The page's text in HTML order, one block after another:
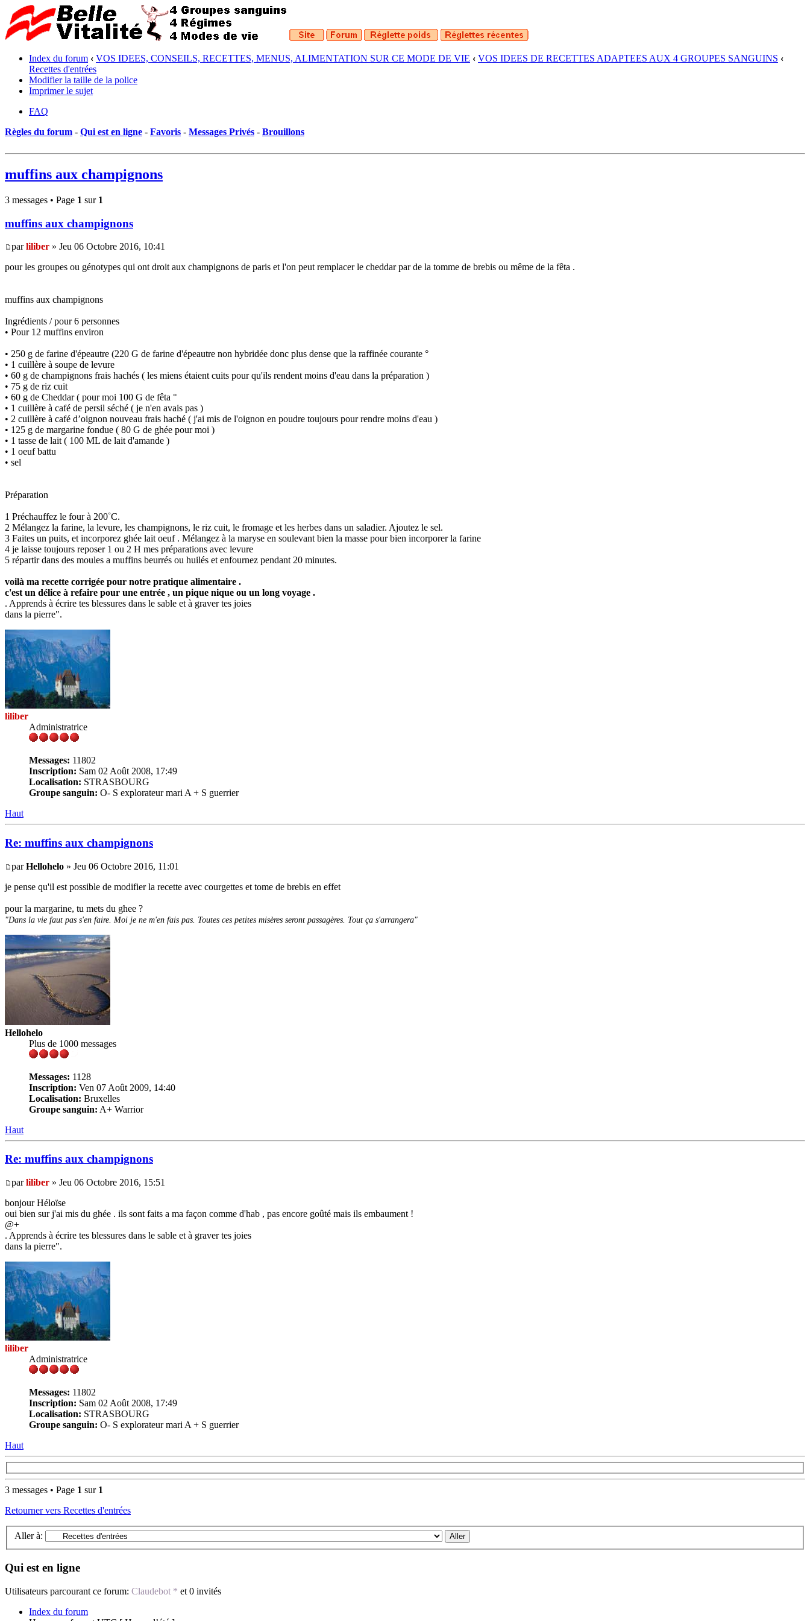
Index du forum ‹ VOS IDEES, CONSEILS, RECETTES, MENUS, ALIMENTATION SUR CE MODE DE VIE ‹ VOS IDEES DE RECETTES ADAPTEES AUX 4 GROUPES SANGUINS ‹
Recettes d'entrées
Modifier la taille de la police
Imprimer le sujet
FAQ
Règles du forum - Qui est en ligne - Favoris - Messages Privés - Brouillons
muffins aux champignons
3 messages • Page 1 sur 1
muffins aux champignons
parliliber » Jeu 06 Octobre 2016, 10:41
pour les groupes ou génotypes qui ont droit aux champignons de paris et l'on peut remplacer le cheddar par de la tomme de brebis ou même de la fêta .
muffins aux champignons
Ingrédients / pour 6 personnes
• Pour 12 muffins environ
• 250 g de farine d'épeautre (220 G de farine d'épeautre non hybridée donc plus dense que la raffinée courante °
• 1 cuillère à soupe de levure
• 60 g de champignons frais hachés ( les miens étaient cuits pour qu'ils rendent moins d'eau dans la préparation )
• 75 g de riz cuit
• 60 g de Cheddar ( pour moi 100 G de fêta °
• 1 cuillère à café de persil séché ( je n'en avais pas )
• 2 cuillère à café d’oignon nouveau frais haché ( j'ai mis de l'oignon en poudre toujours pour rendre moins d'eau )
• 125 g de margarine fondue ( 80 G de ghée pour moi )
• 1 tasse de lait ( 100 ML de lait d'amande )
• 1 oeuf battu
• sel
Préparation
1 Préchauffez le four à 200˚C.
2 Mélangez la farine, la levure, les champignons, le riz cuit, le fromage et les herbes dans un saladier. Ajoutez le sel.
3 Faites un puits, et incorporez ghée lait oeuf . Mélangez à la maryse en soulevant bien la masse pour bien incorporer la farine
4 je laisse toujours reposer 1 ou 2 H mes préparations avec levure
5 répartir dans des moules a muffins beurrés ou huilés et enfournez pendant 20 minutes.
voilà ma recette corrigée pour notre pratique alimentaire .
c'est un délice à refaire pour une entrée , un pique nique ou un long voyage .
. Apprends à écrire tes blessures dans le sable et à graver tes joies
dans la pierre".
liliber
Administratrice
Messages: 11802
Inscription: Sam 02 Août 2008, 17:49
Localisation: STRASBOURG
Groupe sanguin: O- S explorateur mari A + S guerrier
Haut
Re: muffins aux champignons
parHellohelo » Jeu 06 Octobre 2016, 11:01
je pense qu'il est possible de modifier la recette avec courgettes et tome de brebis en effet
pour la margarine, tu mets du ghee ?
"Dans la vie faut pas s'en faire. Moi je ne m'en fais pas. Toutes ces petites misères seront passagères. Tout ça s'arrangera"
Hellohelo
Plus de 1000 messages
Messages: 1128
Inscription: Ven 07 Août 2009, 14:40
Localisation: Bruxelles
Groupe sanguin: A+ Warrior
Haut
Re: muffins aux champignons
parliliber » Jeu 06 Octobre 2016, 15:51
bonjour Héloïse
oui bien sur j'ai mis du ghée . ils sont faits a ma façon comme d'hab , pas encore goûté mais ils embaument !
@+
. Apprends à écrire tes blessures dans le sable et à graver tes joies
dans la pierre".
liliber
Administratrice
Messages: 11802
Inscription: Sam 02 Août 2008, 17:49
Localisation: STRASBOURG
Groupe sanguin: O- S explorateur mari A + S guerrier
Haut
3 messages • Page 1 sur 1
Retourner vers Recettes d'entrées
Aller à:
Qui est en ligne
Utilisateurs parcourant ce forum: Claudebot * et 0 invités
Index du forum